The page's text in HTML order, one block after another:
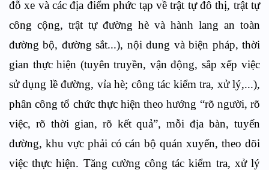
đỗ xe và các địa điểm phức tạp về trật tự đô thị, trật tự
công cộng, trật tự đường hè và hành lang an toàn
đường bộ, đường sắt...), nội dung và biện pháp, thời
gian thực hiện (tuyên truyền, vận động, sắp xếp việc
sử dụng lề đường, vỉa hè; công tác kiểm tra, xử lý,...),
phân công tổ chức thực hiện theo hướng “rõ người, rõ
việc, rõ thời gian, rõ kết quả”, mỗi địa bàn, tuyến
đường, khu vực phải có cán bộ quán xuyến, theo dõi
việc thực hiện. Tăng cường công tác kiểm tra, xử lý